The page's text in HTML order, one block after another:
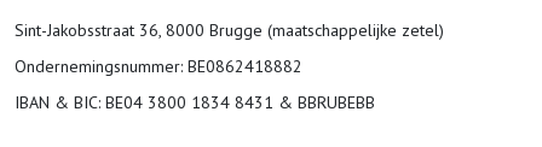
Sint-Jakobsstraat 36, 8000 Brugge (maatschappelijke zetel)
Ondernemingsnummer: BE0862418882
IBAN & BIC: BE04 3800 1834 8431 & BBRUBEBB